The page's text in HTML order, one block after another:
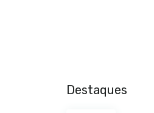
Destaques